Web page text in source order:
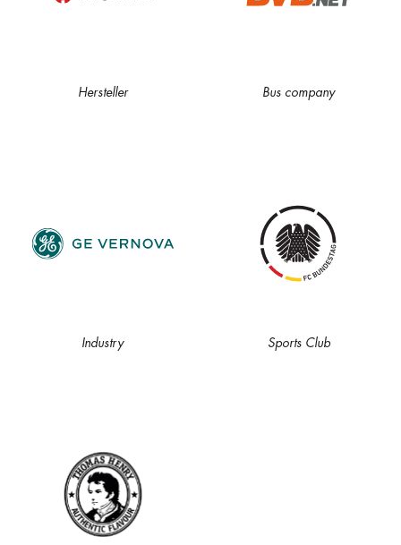
Hersteller Bus company
Industry Sports Club